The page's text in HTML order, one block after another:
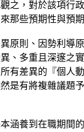
，對於該項
那些預期性與預
則、因勢利
多重且深邃
差異的『個人
有將複雜議
養到在職期間